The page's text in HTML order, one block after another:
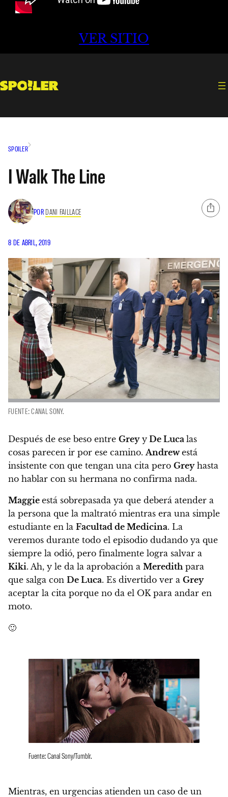
VER SITIO
SPOILER
I Walk The Line
POR DANI FAILLACE
8 DE ABRIL, 2019
FUENTE: CANAL SONY.
Después de ese beso entre Greyy De Luca las
cosas parecen ir por ese camino.Andrewestá
insistente con que tengan una cita pero Greyhasta
no hablar con su hermana no confirma nada.
Maggie está sobrepasada ya que deberá atender a
la persona que la maltrató mientras era una simple
estudiante en la Facultad de Medicina. La
veremos durante todo el episodio dudando ya que
siempre la odió, pero finalmente logra salvar a
Kiki. Ah, y le da la aprobación a Meredithpara
que salga con De Luca. Es divertido ver a Grey
aceptar la cita porque no da el OK para andar en
moto.
🙂
Fuente: Canal Sony/Tumblr.
Mientras, en urgencias atienden un caso de un